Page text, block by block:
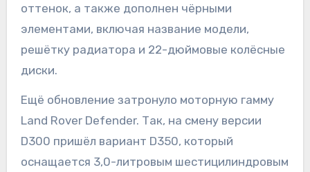
оттенок, а также дополнен чёрными
элементами, включая название модели,
решётку радиатора и 22-дюймовые колёсные
диски.
Ещё обновление затронуло моторную гамму
Land Rover Defender. Так, на смену версии
D300 пришёл вариант D350, который
оснащается 3,0-литровым шестицилиндровым